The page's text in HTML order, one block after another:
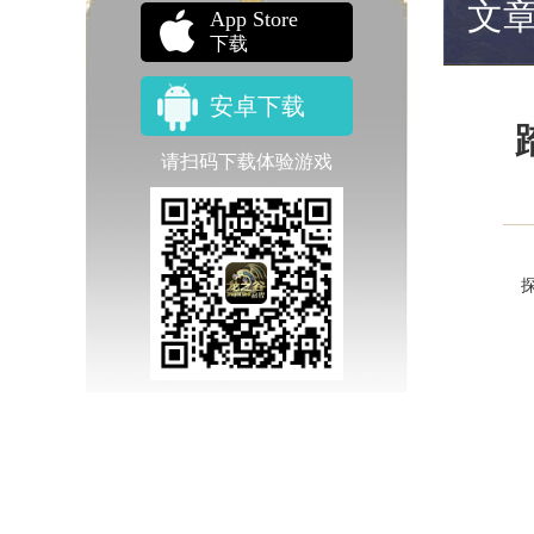
App Store
下载
安卓下载
请扫码下载体验游戏
文